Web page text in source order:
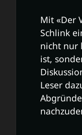
Mit «Der
Schlink
nicht nur
ist,
Leser